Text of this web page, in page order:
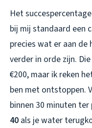
Het
bij mij standaard een
precies wat er aan de
verder in orde zijn.
€200, maar ik reken
ben met ontstoppen.
binnen 30 minuten ter
40 als je water